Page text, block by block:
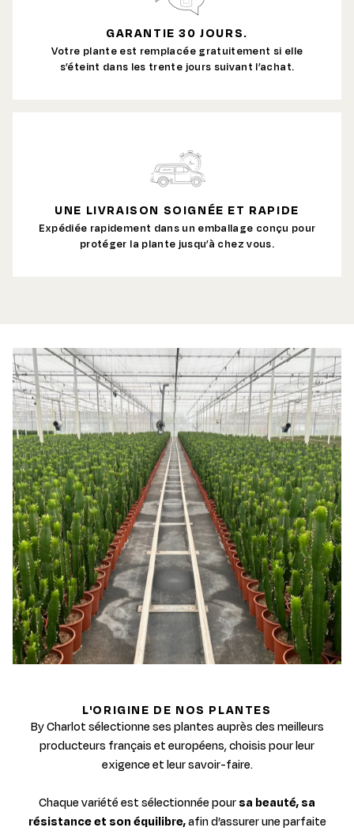
GARANTIE 30 JOURS.
Votre plante est remplacée gratuitement si elle
s’éteint dans les trente jours suivant l’achat.
UNE LIVRAISON SOIGNÉE ET RAPIDE
Expédiée rapidement dans un emballage conçu pour
protéger la plante jusqu’à chez vous.
L'ORIGINE DE NOS PLANTES
By Charlot sélectionne ses plantes auprès des meilleurs
producteurs français et européens, choisis pour leur
exigence et leur savoir-faire.
Chaque variété est sélectionnée poursa beauté, sa
résistance et son équilibre,afin d’assurer une parfaite